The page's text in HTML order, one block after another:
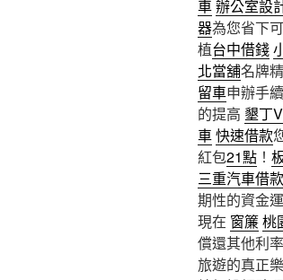
車辦公室設
器為您省下
植台中借錢
北當舖名牌
留車申辦手
的提高 墾丁
車快速借款
紅包21點 ！
三重汽車借款
期性的資金
現在 窗簾桃
償還其他利
旅遊的真正